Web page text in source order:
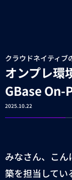
クラウドネイティブ
オンプレ環
GBase On-
2025.10.22
みなさん、こ
築を担当してい